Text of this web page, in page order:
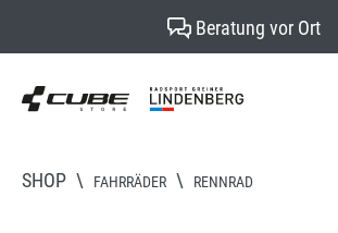
Beratung vor Ort
SHOP \ FAHRRÄDER \ RENNRAD